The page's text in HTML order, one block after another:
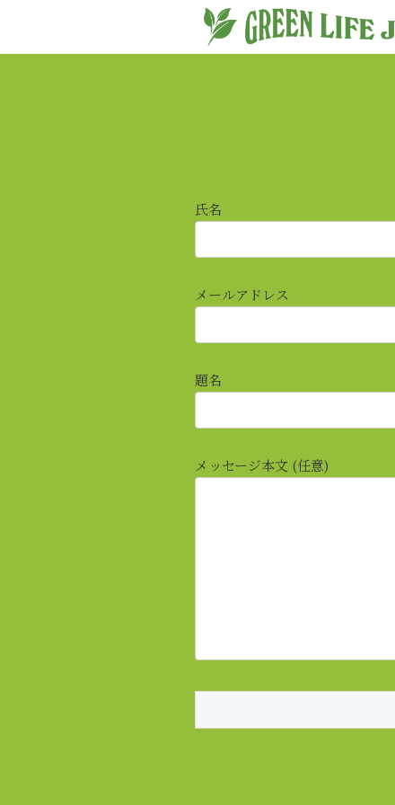
氏名
メールアドレス
題名
メッセージ本文 (任意)